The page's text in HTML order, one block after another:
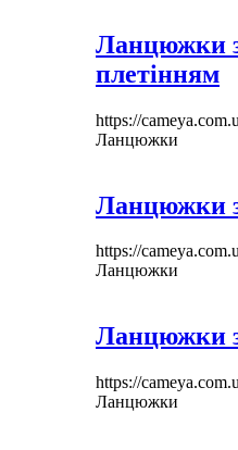
Ланцюжки
плетінням
https://
Ланцюжки
Ланцюжки
https://
Ланцюжки
Ланцюжки
https://
Ланцюжки